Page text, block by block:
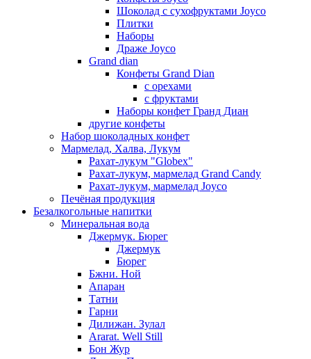
Шоколад с сухофруктами Joyco
Плитки
Наборы
Драже Joyco
Grand dian
Конфеты Grand Dian
с орехами
с фруктами
Наборы конфет Гранд Диан
другие конфеты
Набор шоколадных конфет
Мармелад, Халва, Лукум
Рахат-лукум "Globex"
Рахат-лукум, мармелад Grand Candy
Рахат-лукум, мармелад Joyco
Печёная продукция
Безалкогольные напитки
Минеральная вода
Джермук. Бюрег
Джермук
Бюрег
Бжни. Ной
Апаран
Татни
Гарни
Дилижан. Зулал
Ararat. Well Still
Бон Жур